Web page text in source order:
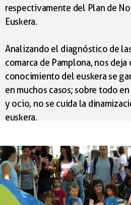
respectivamente del Plan de
Euskera.
Analizando el diagnóstico de
comarca de Pamplona, nos
conocimiento del euskera se
en muchos casos; sobre todo
y ocio, no se cuida la
euskera.
Ante esto llevamos 3 años
denominada Plan de
que, como hemos mencionado
ocasiones desde Sortzen
lengua esté normalizada en